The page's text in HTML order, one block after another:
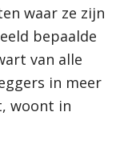
waar ze zijn
bepaalde
van alle
in meer
woont in